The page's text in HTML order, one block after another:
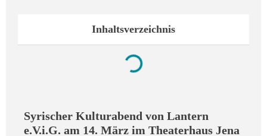
Inhaltsverzeichnis
Syrischer Kulturabend von Lantern
e.V.i.G. am 14. März im Theaterhaus Jena